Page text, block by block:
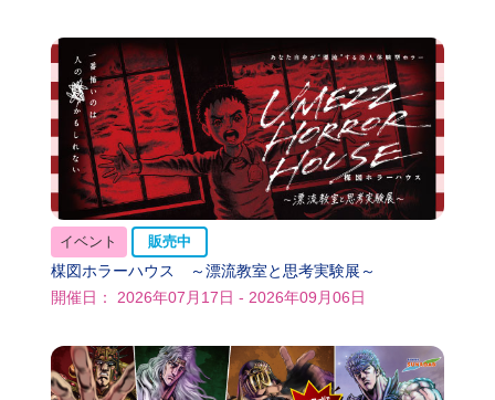
イベント 販売中
楳図ホラーハウス ～漂流教室と思考実験展～
開催日： 2026年07月17日 - 2026年09月06日